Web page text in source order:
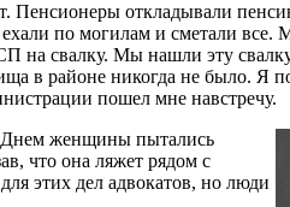
Пенсионеры откладывали
по могилам и сметали
на свалку. Мы нашли эту
в районе никогда не было. Я
пошел мне навстречу.
Днем женщины пытались
что она ляжет рядом с
этих дел адвокатов, но люди